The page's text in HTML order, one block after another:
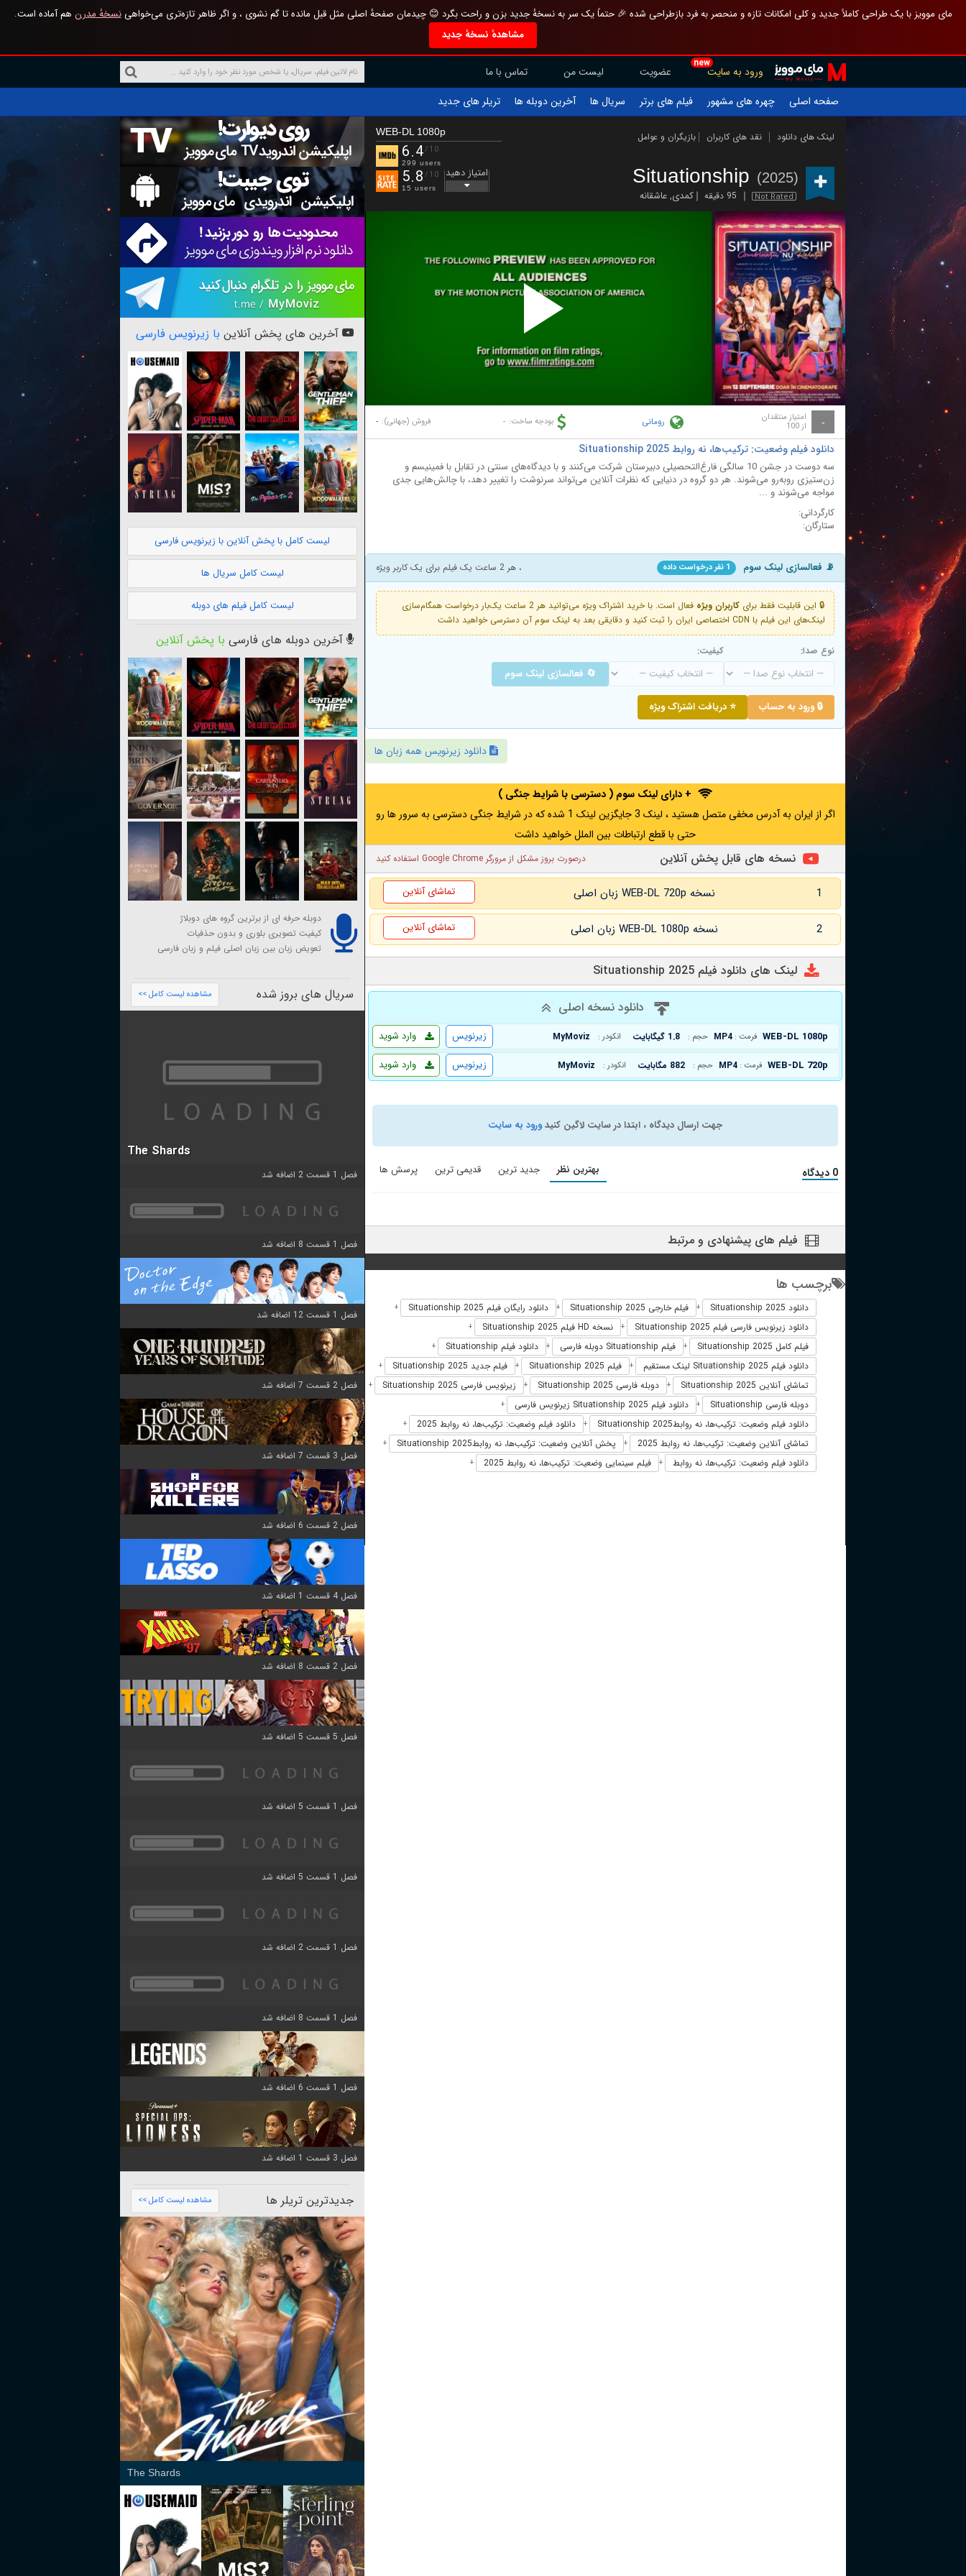
مای موویز با یک طراحی کاملاً جدید و کلی امکانات تازه و منحصر به فرد بازطراحی شده 🎉 حتماً یک سر به نسخهٔ جدید بزن و راحت بگرد 😊 چیدمان صفحهٔ اصلی مثل قبل مانده تا گم نشوی ، و اگر ظاهر تازه‌تری می‌خواهینسخهٔ مدرن هم آماده است.
مشاهدهٔ نسخهٔ جدید
new
ورود به سایت عضویت لیست من
تماس با ما
صفحه اصلی
چهره های مشهور فیلم های برتر سریال ها آخرین دوبله ها تریلر های جدید
لینک های دانلود نقد های کاربران بازیگران و عوامل
Situationship (2025)
Not Rated 95 دقیقه کمدی,عاشقانه
WEB-DL 1080p
6.4/10
299 users
5.8 /10
15 users
امتیاز دهید
Play
Video
- امتیاز منتقدان
از 100 رومانی بودجه ساخت: - فروش (جهانی): -
دانلود فیلم وضعیت: ترکیب‌ها، نه روابط Situationship 2025
سه دوست در جشن 10 سالگی فارغ‌التحصیلی دبیرستان شرکت می‌کنند و با دیدگاه‌های سنتی در تقابل با فمینیسم و
زن‌ستیزی روبه‌رو می‌شوند. هر دو گروه در دنیایی که نظرات آنلاین می‌تواند سرنوشت را تغییر دهد، با چالش‌هایی جدی
مواجه می‌شوند و ...
کارگردانی:
ستارگان:
📡 فعالسازی لینک سوم 1 نفر درخواست داده ، هر 2 ساعت یک فیلم برای یک کاربر ویژه
🔒 این قابلیت فقط برای کاربران ویژه
فعال است. با خرید اشتراک ویژه می‌توانید هر 2 ساعت یک‌بار درخواست همگام‌سازی
لینک‌های این فیلم با CDN اختصاصی ایران را ثبت کنید و دقایقی بعد به لینک سوم آن دسترسی خواهید داشت
نوع صدا: کیفیت:
🔄 فعالسازی لینک سوم
🔒 ورود به حساب ⭐ دریافت اشتراک ویژه
دانلود زیرنویس همه زبان ها
+ دارای لینک سوم ( دسترسی با شرایط جنگی )
اگر از ایران به آدرس مخفی متصل هستید ، لینک 3 جایگزین لینک 1 شده که در شرایط جنگی دسترسی به سرور ها رو
حتی با قطع ارتباطات بین الملل خواهید داشت
نسخه های قابل پخش آنلاین درصورت بروز مشکل از مرورگر Google Chrome استفاده کنید
1 نسخه WEB-DL 720p زبان اصلی تماشای آنلاین
2 نسخه WEB-DL 1080p زبان اصلی تماشای آنلاین
لینک های دانلود فیلم Situationship 2025
دانلود نسخه اصلی
WEB-DL 1080p فرمت : MP4 حجم : 1.8 گیگابایت انکودر : MyMoviz وارد شوید
زیرنویس
WEB-DL 720p فرمت : MP4 حجم : 882 مگابایت انکودر : MyMoviz وارد شوید زیرنویس
جهت ارسال دیدگاه ، ابتدا در سایت لاگین کنیدورود به سایت
0 دیدگاه بهترین نظر جدید ترین قدیمی ترین پرسش ها
فیلم های پیشنهادی و مرتبط
برچسب ها
دانلود Situationship 2025 + فیلم خارجی Situationship 2025 + دانلود رایگان فیلم Situationship 2025 +
دانلود زیرنویس فارسی فیلم Situationship 2025 + نسخه HD فیلم Situationship 2025 +
فیلم کامل Situationship 2025 + فیلم Situationship دوبله فارسی + دانلود فیلم Situationship +
دانلود فیلم Situationship 2025 لینک مستقیم + فیلم Situationship 2025 + فیلم جدید Situationship 2025 +
تماشای آنلاین Situationship 2025 + دوبله فارسی Situationship 2025 + زیرنویس فارسی Situationship 2025 +
دوبله فارسی Situationship + دانلود فیلم Situationship 2025 زیرنویس فارسی +
دانلود فیلم وضعیت: ترکیب‌ها، نه روابطSituationship 2025 + دانلود فیلم وضعیت: ترکیب‌ها، نه روابط 2025 +
تماشای آنلاین وضعیت: ترکیب‌ها، نه روابط 2025 + پخش آنلاین وضعیت: ترکیب‌ها، نه روابطSituationship 2025 +
دانلود فیلم وضعیت: ترکیب‌ها، نه روابط + فیلم سینمایی وضعیت: ترکیب‌ها، نه روابط 2025 +
آخرین های پخش آنلاین با زیرنویس فارسی
لیست کامل با پخش آنلاین با زیرنویس فارسی
لیست کامل سریال ها
لیست کامل فیلم های دوبله
آخرین دوبله های فارسی با پخش آنلاین
دوبله حرفه ای از برترین گروه های دوبلاژ
کیفیت تصویری بلوری و بدون حذفیات
تعویض زبان بین زبان اصلی فیلم و زبان فارسی
سریال های بروز شده مشاهده لیست کامل >>
The Shards
فصل 1 قسمت 2 اضافه شد
فصل 1 قسمت 8 اضافه شد
فصل 1 قسمت 12 اضافه شد
فصل 2 قسمت 7 اضافه شد
فصل 3 قسمت 7 اضافه شد
فصل 2 قسمت 6 اضافه شد
فصل 4 قسمت 1 اضافه شد
فصل 2 قسمت 8 اضافه شد
فصل 5 قسمت 5 اضافه شد
فصل 1 قسمت 5 اضافه شد
فصل 1 قسمت 5 اضافه شد
فصل 1 قسمت 2 اضافه شد
فصل 1 قسمت 8 اضافه شد
فصل 1 قسمت 6 اضافه شد
فصل 3 قسمت 1 اضافه شد
جدیدترین تریلر ها مشاهده لیست کامل >>
The Shards